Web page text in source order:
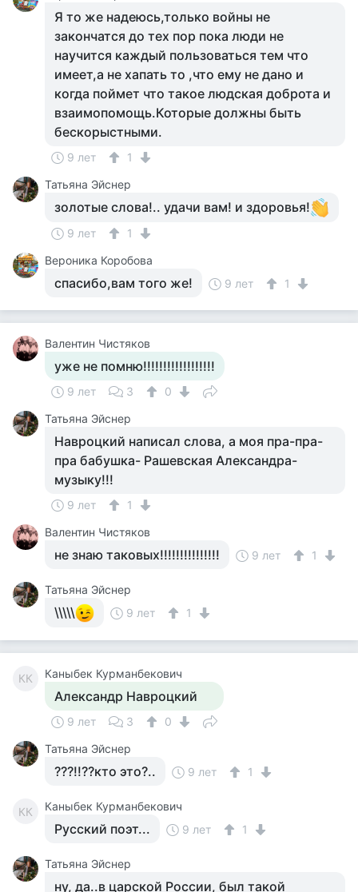
Я то же надеюсь,только войны не
закончатся до тех пор пока люди не
научится каждый пользоваться тем что
имеет,а не хапать то ,что ему не дано и
когда поймет что такое людская доброта и
взаимопомощь.Которые должны быть
бескорыстными.
9 лет
1
Татьяна Эйснер
золотые слова!.. удачи вам! и здоровья!
9 лет
1
Вероника Коробова
спасибо,вам того же! 9 лет 1
Валентин Чистяков
уже не помню!!!!!!!!!!!!!!!!!!
9 лет 3
0
Татьяна Эйснер
Навроцкий написал слова, а моя пра-пра-
пра бабушка- Рашевская Александра-
музыку!!!
9 лет
1
Валентин Чистяков
не знаю таковых!!!!!!!!!!!!!!! 9 лет 1
Татьяна Эйснер
\\\\\ 9 лет 1
КК Каныбек Курманбекович
Александр Навроцкий
9 лет 3
0
Татьяна Эйснер
???!!??кто это?.. 9 лет 1
КК Каныбек Курманбекович
Русский поэт... 9 лет 1
Татьяна Эйснер
ну, да..в царской России, был такой